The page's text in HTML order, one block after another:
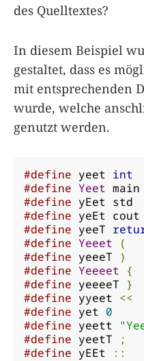
des Quelltextes?
In diesem Beispiel
gestaltet, dass es
mit entsprechenden
wurde, welche
genutzt werden.
#define yeet int
#define Yeet
#define
#define
#define yeeT
#define Yeeet
(
#define yeeeT
)
#define Yeeeet {
#define yeeeeT }
#define yyeet <<
#define yet 0
#define yeett
#define yeetT
;
#define yEEt ::